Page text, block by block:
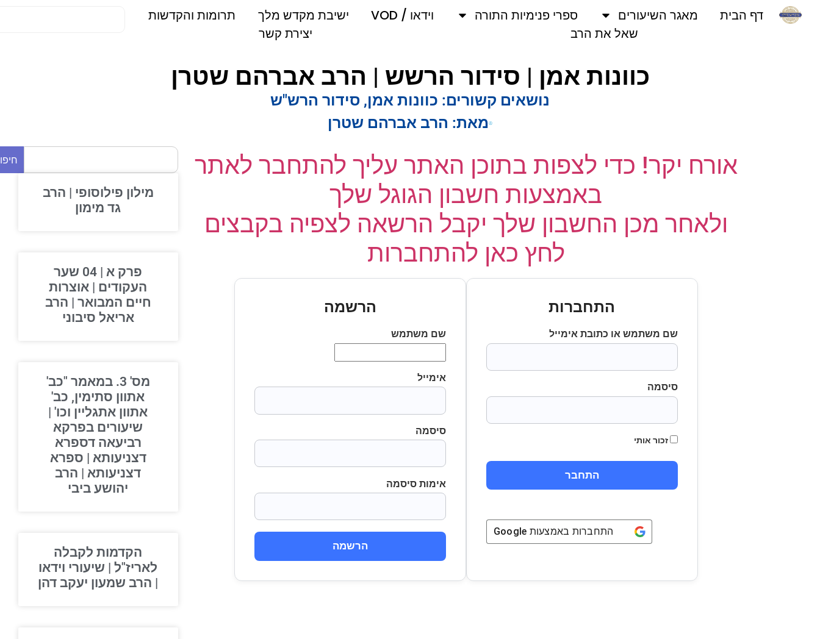
דף הבית מאגר השיעורים ספרי פנימיות התורה וידאו / VOD ישיבת מקדש מלך
תרומות והקדשות
שאל את הרב
יצירת קשר
כוונות אמן | סידור הרשש | הרב אברהם שטרן
נושאים קשורים: כוונות אמן,סידור הרש"ש
מאת:הרב אברהם שטרן
אורח יקר! כדי לצפות בתוכן האתר עליך להתחבר לאתר
באמצעות חשבון הגוגל שלך
ולאחר מכן החשבון שלך יקבל הרשאה לצפיה בקבצים
לחץ כאן להתחברות
התחברות
שם משתמש או כתובת אימייל
סיסמה
זכור אותי
התחברות באמצעותGoogle
הרשמה
שם משתמש
אימייל
סיסמה
אימות סיסמה
הרשמה
חיפוש
מילון פילוסופי | הרב
גד מימון
פרק א | 04 שער
העקודים | אוצרות
חיים המבואר | הרב
אריאל סיבוני
מס' 3. במאמר "כב'
אתוון סתימין, כב'
אתוון אתגליין וכו' |
שיעורים בפרקא
רביעאה דספרא
דצניעותא | ספרא
דצניעותא | הרב
יהושע ביבי
הקדמות לקבלה
לאריז"ל | שיעורי וידאו
| הרב שמעון יעקב דהן